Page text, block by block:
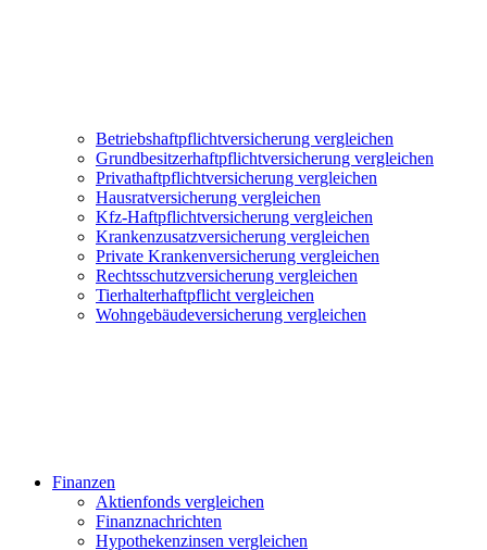
Betriebshaftpflichtversicherung vergleichen
Grundbesitzerhaftpflichtversicherung vergleichen
Privathaftpflichtversicherung vergleichen
Hausratversicherung vergleichen
Kfz-Haftpflichtversicherung vergleichen
Krankenzusatzversicherung vergleichen
Private Krankenversicherung vergleichen
Rechtsschutzversicherung vergleichen
Tierhalterhaftpflicht vergleichen
Wohngebäudeversicherung vergleichen
Finanzen
Aktienfonds vergleichen
Finanznachrichten
Hypothekenzinsen vergleichen